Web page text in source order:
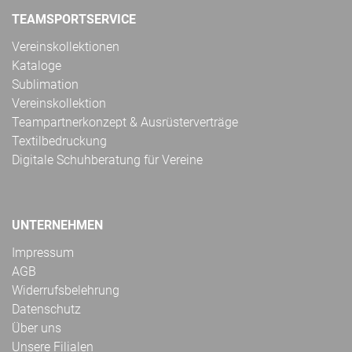
TEAMSPORTSERVICE
Vereinskollektionen
Kataloge
Sublimation
Vereinskollektion
Teampartnerkonzept & Ausrüsterverträge
Textilbedruckung
Digitale Schuhberatung für Vereine
UNTERNEHMEN
Impressum
AGB
Widerrufsbelehrung
Datenschutz
Über uns
Unsere Filialen